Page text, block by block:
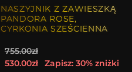
NASZYJNIK Z ZAWIESZKĄ
PANDORA ROSE,
CYRKONIA SZEŚCIENNA
755.00zł
530.00zł
Zapisz: 30% zniżki